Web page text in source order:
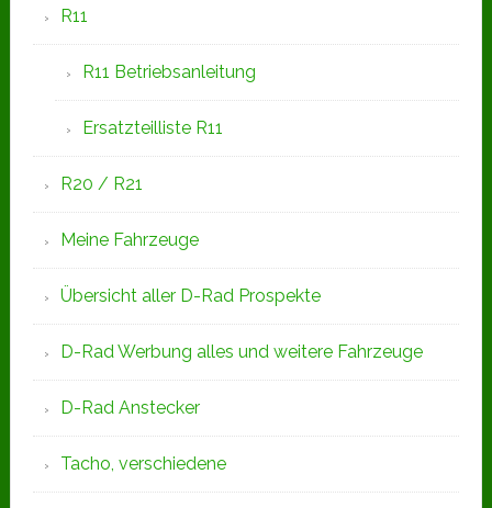
R11
R11 Betriebsanleitung
Ersatzteilliste R11
R20 / R21
Meine Fahrzeuge
Übersicht aller D-Rad Prospekte
D-Rad Werbung alles und weitere Fahrzeuge
D-Rad Anstecker
Tacho, verschiedene